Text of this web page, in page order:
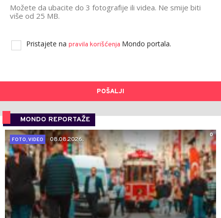
Možete da ubacite do 3 fotografije ili videa. Ne smije biti
više od 25 MB.
Pristajete na pravila korišćenja Mondo portala.
POŠALJI
MONDO REPORTAŽE
0
FOTO, VIDEO
08.08.2026.